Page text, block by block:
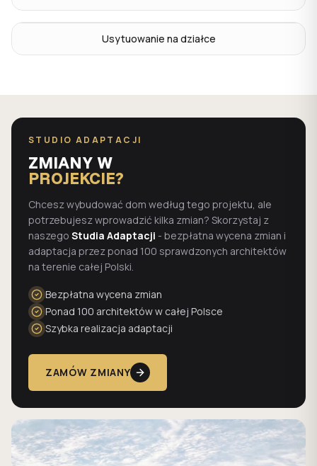
Usytuowanie na działce
STUDIO ADAPTACJI
ZMIANY W
PROJEKCIE?
Chcesz wybudować dom według tego projektu, ale
potrzebujesz wprowadzić kilka zmian? Skorzystaj z
naszego Studia Adaptacji - bezpłatna wycena zmian i
adaptacja przez ponad 100 sprawdzonych architektów
na terenie całej Polski.
Bezpłatna wycena zmian
Ponad 100 architektów w całej Polsce
Szybka realizacja adaptacji
ZAMÓW ZMIANY